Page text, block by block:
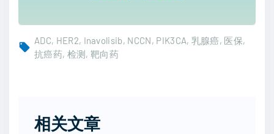
ADC HER2 Inavolisib NCCN PIK3CA 乳腺癌 医保
抗癌药 检测 靶向药
相关文章